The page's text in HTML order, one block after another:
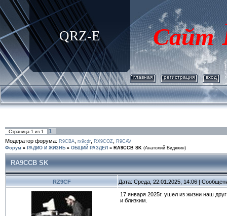
QRZ-E Сайт
главная регистрация вход
Страница 1 из 1
1
Модератор форума: R9CBA rx9cdr RX9COZ
R9CAV
Форум » РАДИО И ЖИЗНЬ » ОБЩИЙ РАЗДЕЛ » RA9CCB SK (Анатолий Видякин)
RA9CCB SK
RZ9CF Дата: Среда, 22.01.2025, 14:06 |
17 января 2025г. ушел из жизни наш
и близким.